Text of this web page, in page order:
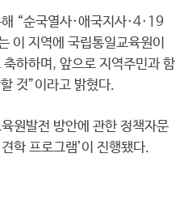
“순국열사·애국지사·4·19
이 지역에 국립통일교육원이
하하며, 앞으로 지역주민과 함
것”이라고 밝혔다.
원발전 방안에 관한 정책자문
학 프로그램’이 진행됐다.